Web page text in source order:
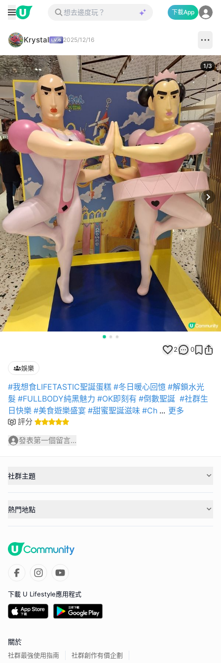
下載App
Krystal 2025/12/16
1/3
2 0
娛樂
#我想食LIFETASTIC聖誕蛋糕 #冬日暖心回憶 #解鎖水光
髮 #FULLBODY純黑魅力 #OK即刻有 #倒數聖誕 #社群生
日快樂 #美食遊樂盛宴 #甜蜜聖誕滋味 #Ch ... 更多
評分
發表第一個留言...
社群主題
熱門地點
下載 U Lifestyle應用程式
關於
社群最強使用指南 社群創作有價企劃